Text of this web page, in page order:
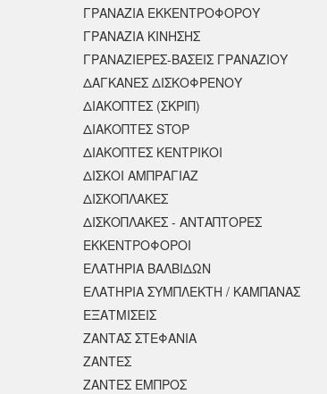
ΓΡΑΝΑΖΙΑ ΕΚΚΕΝΤΡΟΦΟΡΟΥ
ΓΡΑΝΑΖΙΑ ΚΙΝΗΣΗΣ
ΓΡΑΝΑΖΙΕΡΕΣ-ΒΑΣΕΙΣ ΓΡΑΝΑΖΙΟΥ
ΔΑΓΚΑΝΕΣ ΔΙΣΚΟΦΡΕΝΟΥ
ΔΙΑΚΟΠΤΕΣ (ΣΚΡΙΠ)
ΔΙΑΚΟΠΤΕΣ STOP
ΔΙΑΚΟΠΤΕΣ ΚΕΝΤΡΙΚΟΙ
ΔΙΣΚΟΙ ΑΜΠΡΑΓΙΑΖ
ΔΙΣΚΟΠΛΑΚΕΣ
ΔΙΣΚΟΠΛΑΚΕΣ - ΑΝΤΑΠΤΟΡΕΣ
ΕΚΚΕΝΤΡΟΦΟΡΟΙ
ΕΛΑΤΗΡΙΑ ΒΑΛΒΙΔΩΝ
ΕΛΑΤΗΡΙΑ ΣΥΜΠΛΕΚΤΗ / ΚΑΜΠΑΝΑΣ
ΕΞΑΤΜΙΣΕΙΣ
ΖΑΝΤΑΣ ΣΤΕΦΑΝΙΑ
ΖΑΝΤΕΣ
ΖΑΝΤΕΣ ΕΜΠΡΟΣ